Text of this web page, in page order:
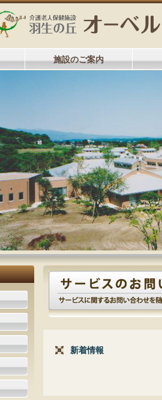
施設のご案内
新着情報